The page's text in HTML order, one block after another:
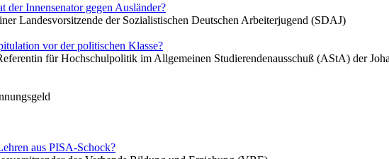
Innensenator gegen Ausländer?
Landesvorsitzende der Sozialistischen Deutschen Arbeiterjugend (SDAJ)
vor der politischen Klasse?
für Hochschulpolitik im Allgemeinen Studierendenausschuß (AStA) der
aus PISA-Schock?